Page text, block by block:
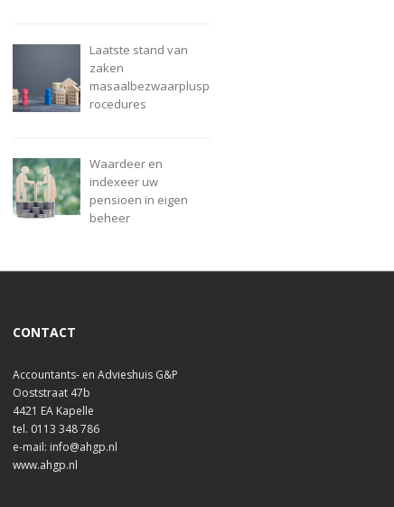
Laatste stand van
zaken
masaalbezwaarplusp
rocedures
Waardeer en
indexeer uw
pensioen in eigen
beheer
CONTACT
Accountants- en Advieshuis G&P
Ooststraat 47b
4421 EA Kapelle
tel. 0113 348 786
e-mail: info@ahgp.nl
www.ahgp.nl